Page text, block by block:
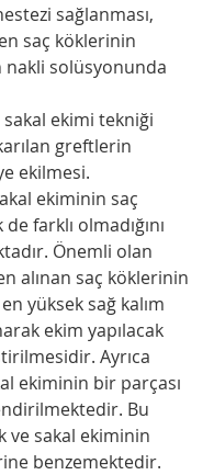
sağlanması,
saç köklerinin
nakli solüsyonunda
ekimi tekniği
greftlerin
ekilmesi.
ekiminin saç
farklı olmadığını
Önemli olan
alınan saç köklerinin
yüksek sağ kalım
ekim yapılacak
Ayrıca
ekiminin bir parçası
Bu
ve sakal ekiminin
benzemektedir.